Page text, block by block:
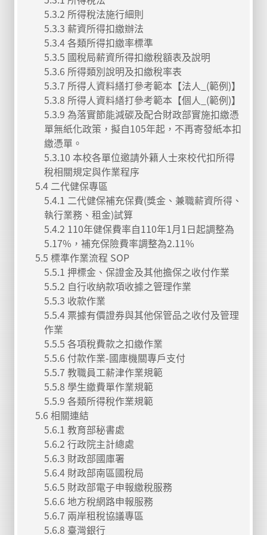
5.3.2 所得稅法施行細則
5.3.3 薪資所得扣繳辦法
5.3.4 各類所得扣繳率標準
5.3.5 國稅局薪資所得扣繳稅額表及說明
5.3.6 所得類別說明及扣繳稅率表
5.3.7 所得人資料繕打參考範本【法人_(範例)】
5.3.8 所得人資料繕打參考範本【個人_(範例)】
5.3.9 為落實節能減碳及配合財政部實施扣繳憑
單無紙化政策，擬自105年起，不再寄發紙本扣
繳憑單。
5.3.10 本校各單位邀請外籍人士來校代扣所得
稅相關規定與作業程序
5.4 二代健保專區
5.4.1 二代健保補充保費(獎金、兼職薪資所得、
執行業務、租金)試算
5.4.2 110年健保費率自110年1月1日起調整為
5.17%，補充保險費率調整為2.11%
5.5 標準作業流程 SOP
5.5.1 押標金、保證金及其他擔保之收付作業
5.5.2 自行收納款項收據之管理作業
5.5.3 收款作業
5.5.4 票據有價證券與其他保管品之收付及管理
作業
5.5.5 各項稅費款之扣繳作業
5.5.6 付款作業-國庫機關專戶支付
5.5.7 教職員工薪津作業規範
5.5.8 學生繳費單作業規範
5.5.9 各類所得稅作業規範
5.6 相關連結
5.6.1 教育部秘書處
5.6.2 行政院主計總處
5.6.3 財政部國庫署
5.6.4 財政部南區國稅局
5.6.5 財政部電子申報繳稅服務
5.6.6 地方稅網路申報服務
5.6.7 兩岸租稅協議專區
5.6.8 臺灣銀行